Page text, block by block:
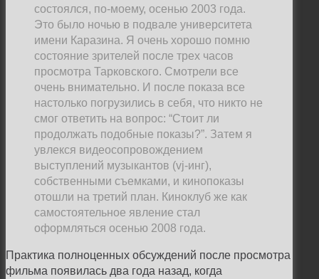
состоялся, по-моему, осенью 2003 года.
Это было ночью в подвале университета
имени Каразина. Я очень хорошо помню
состояние зрителей после трех часов
просмотра Тарковского. Смотрели все
очень внимательно. И после показа все
настолько погрузились в себя, что никто не
смог ответить на вопрос: “Стоит ли
продолжать подобные показы?”. Затем я
увлекся видеосопровождением
выступлений музыкантов (vj-инг),
собственными съемками, и кинопоказы
отошли на третий план. Киноклуб же как
самостоятельное явление стал
оформляться осенью 2008 года.
Практика полноценных обсуждений после просмотра
фильма появилась два года назад, когда